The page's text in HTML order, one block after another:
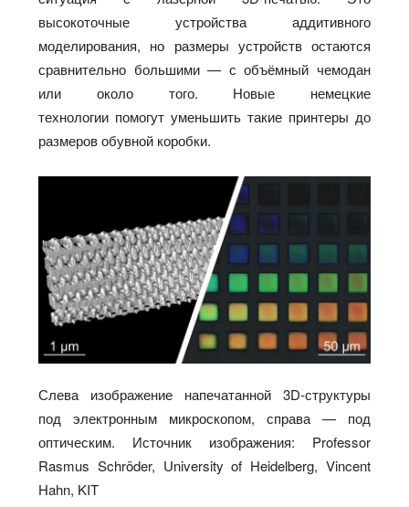
высокоточные устройства аддитивного
моделирования, но размеры устройств остаются
сравнительно большими — с объёмный чемодан
или около того. Новые немецкие
технологии помогут уменьшить такие принтеры до
размеров обувной коробки.
Слева изображение напечатанной 3D-структуры
под электронным микроскопом, справа — под
оптическим. Источник изображения: Professor
Rasmus Schröder, University of Heidelberg, Vincent
Hahn, KIT